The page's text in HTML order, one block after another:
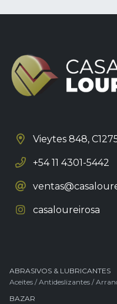
Vieytes 848,
+54 11 4301-5442
casaloureirosa
ABRASIVOS & LUBRICANTES
Aceites /Antideslizantes /
BAZAR